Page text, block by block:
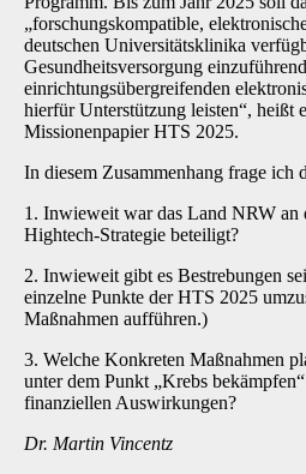
„forschungskompatible,
deutschen Universitätsklinika
Gesundheitsversorgung
einrichtungsübergreifenden
hierfür Unterstützung leisten“, heißt
Missionenpapier HTS 2025.
In diesem Zusammenhang frage ich
1. Inwieweit war das Land NRW an
Hightech-Strategie beteiligt?
2. Inwieweit gibt es Bestrebungen
einzelne Punkte der HTS 2025
Maßnahmen aufführen.)
3. Welche Konkreten Maßnahmen
unter dem Punkt „Krebs
finanziellen Auswirkungen?
Dr. Martin Vincentz